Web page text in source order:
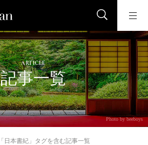
ARTICLE
記事一覧
Photo by beeboys
「日本書紀」タグを含む記事一覧